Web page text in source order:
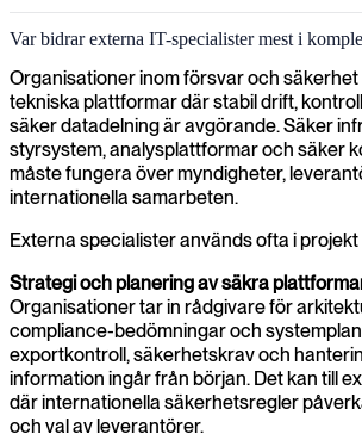
Var bidrar externa IT-specialister mest i
Organisationer inom försvar och
tekniska plattformar där stabil drift,
säker datadelning är avgörande. Säker
styrsystem, analysplattformar och säker
måste fungera över myndigheter,
internationella samarbeten.
Externa specialister används ofta i projekt
Strategi och planering av säkra
Organisationer tar in rådgivare för
compliance-bedömningar och
exportkontroll, säkerhetskrav och
information ingår från början. Det kan till
där internationella säkerhetsregler
och val av leverantörer.